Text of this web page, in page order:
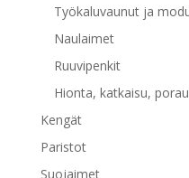
Työkaluvaunut ja
Naulaimet
Ruuvipenkit
Hionta, katkaisu,
Kengät
Paristot
Suojaimet